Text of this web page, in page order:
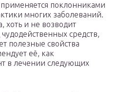
поклонниками
многих заболеваний.
хоть и не возводит
средств,
полезные свойства
её, как
в лечении следующих